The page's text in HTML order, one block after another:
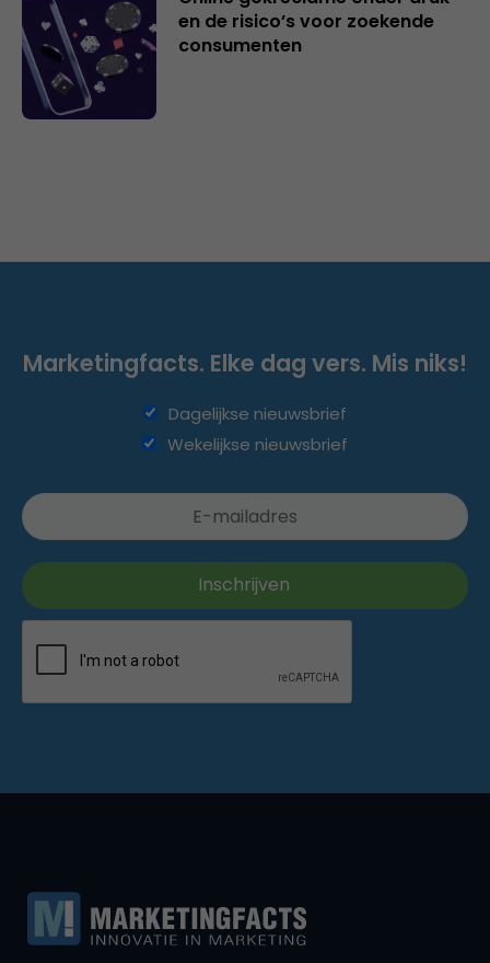
en de risico’s voor zoekende
consumenten
Marketingfacts. Elke dag vers. Mis niks!
Dagelijkse nieuwsbrief
Wekelijkse nieuwsbrief